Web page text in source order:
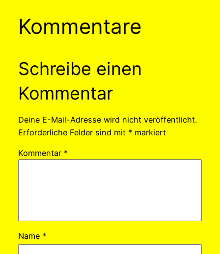
Kommentare
Schreibe einen
Kommentar
Deine E-Mail-Adresse wird nicht veröffentlicht.
Erforderliche Felder sind mit * markiert
Kommentar *
Name *